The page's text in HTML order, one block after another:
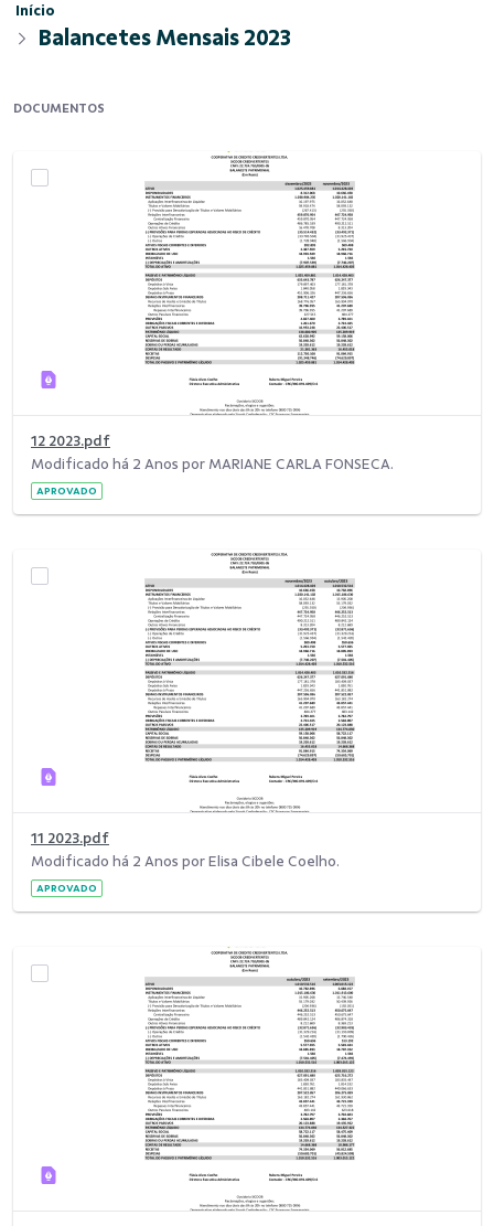
Início
Balancetes Mensais 2023
DOCUMENTOS
12 2023.pdf
Modificado há 2 Anos por MARIANE CARLA FONSECA.
APROVADO
11 2023.pdf
Modificado há 2 Anos por Elisa Cibele Coelho.
APROVADO